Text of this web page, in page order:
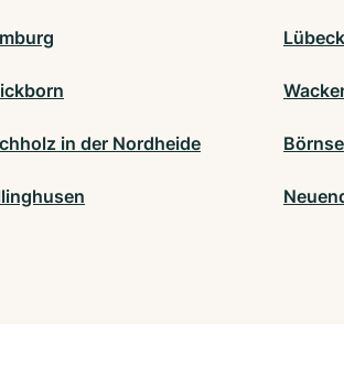
Lübeck
in der Nordheide